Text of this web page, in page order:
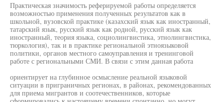
Практическая значимость реферируемой работы определяется
возможностью применения полученных результатов как в
школьной, вузовской практике (казахский язык как иностранный,
татарский язык, русский язык как родной, русский язык как
иностранный, теория языка, социолингвистика, этнолингвистика,
тюркология), так и в практике региональной этноязыковой
политики, органов местного самоуправления и тренинговой
работе с региональными СМИ. В связи с этим данная работа
ориентирует на глубинное осмысление реальной языковой
ситуации в приграничных регионах, в районах, рекомендованных
для приема мигрантов и соотечественников, которые